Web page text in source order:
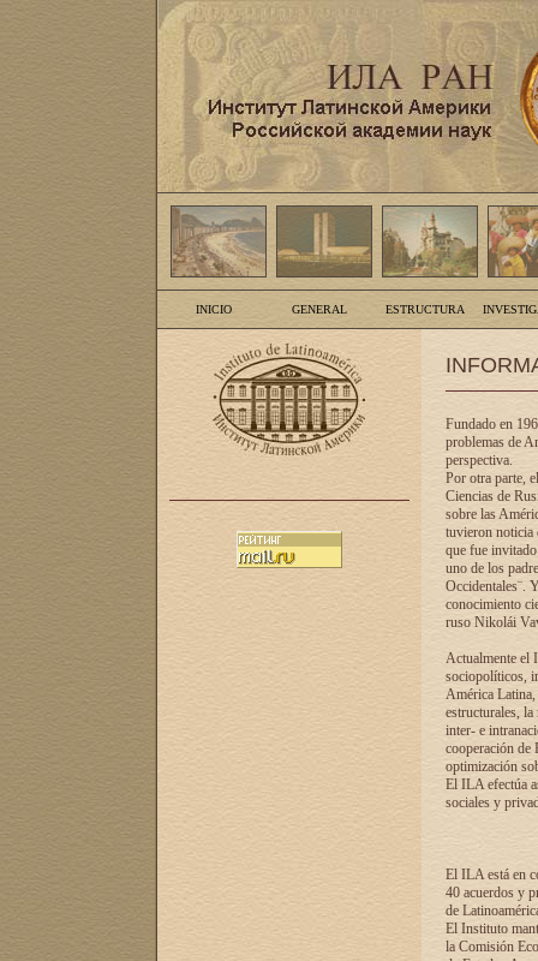
INICIO GENERAL ESTRUCTURA
Fundado en
problemas de
perspectiva.
Por otra parte,
Ciencias de
sobre las
tuvieron noticia
que fue
uno de los
Occidentales¨.
conocimiento
ruso Nikolái
Actualmente el
sociopolíticos,
América Latina,
estructurales,
inter- e
cooperación de
optimización
El ILA efectúa
sociales y
El ILA está en
40 acuerdos y
de
El Instituto
la Comisión